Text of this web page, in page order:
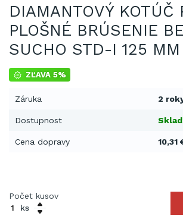
DIAMANTOVÝ KOTÚČ
PLOŠNÉ BRÚSENIE
SUCHO STD-I 125 MM
ZĽAVA 5%
Záruka 2
Dostupnost
Cena dopravy 10,31
Počet kusov
ks